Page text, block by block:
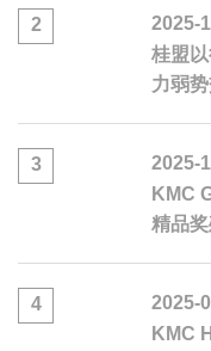
2
2025-
桂盟
力弱
3
2025-
KMC
精品
4
2025-
KMC